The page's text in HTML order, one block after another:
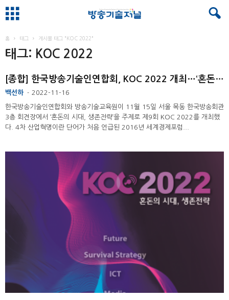
홈 태그 게시물 태그 "KOC 2022"
태그: KOC 2022
[종합] 한국방송기술인연합회, KOC 2022 개최…‘혼돈의 시대, 생존전략’
백선하 - 2022-11-16
한국방송기술인연합회와 방송기술교육원이 11월 15일 서울 목동 한국방송회관
3층 회견장에서 ‘혼돈의 시대, 생존전략’을 주제로 제9회 KOC 2022를 개최했
다. 4차 산업혁명이란 단어가 처음 언급된 2016년 세계경제포럼...